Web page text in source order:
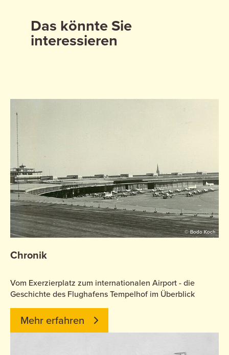
Das könnte Sie
interessieren
© Bodo Koch
Chronik
Vom Exerzierplatz zum internationalen Airport - die
Geschichte des Flughafens Tempelhof im Überblick
Mehr erfahren